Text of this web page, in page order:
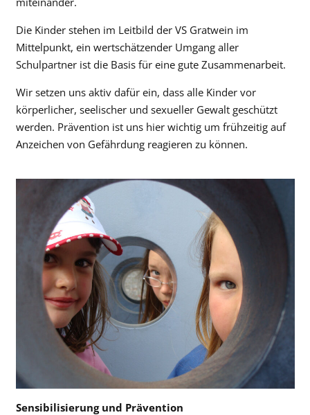
Die Kinder stehen im Leitbild der VS Gratwein im
Mittelpunkt, ein wertschätzender Umgang aller
Schulpartner ist die Basis für eine gute Zusammenarbeit.
Wir setzen uns aktiv dafür ein, dass alle Kinder vor
körperlicher, seelischer und sexueller Gewalt geschützt
werden. Prävention ist uns hier wichtig um frühzeitig auf
Anzeichen von Gefährdung reagieren zu können.
Sensibilisierung und Prävention